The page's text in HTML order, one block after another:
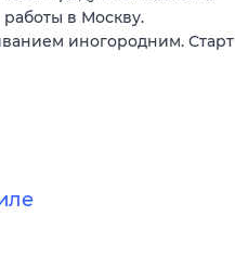
в Москву.
иногородним. Старт